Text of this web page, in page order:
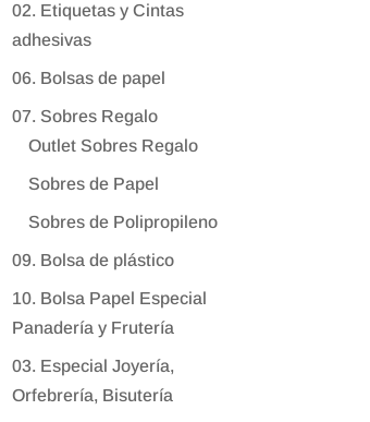
02. Etiquetas y Cintas
adhesivas
06. Bolsas de papel
07. Sobres Regalo
Outlet Sobres Regalo
Sobres de Papel
Sobres de Polipropileno
09. Bolsa de plástico
10. Bolsa Papel Especial
Panadería y Frutería
03. Especial Joyería,
Orfebrería, Bisutería